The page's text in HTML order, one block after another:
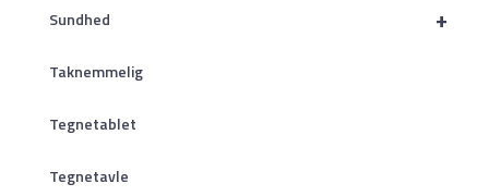
+
Sundhed
Taknemmelig
Tegnetablet
Tegnetavle